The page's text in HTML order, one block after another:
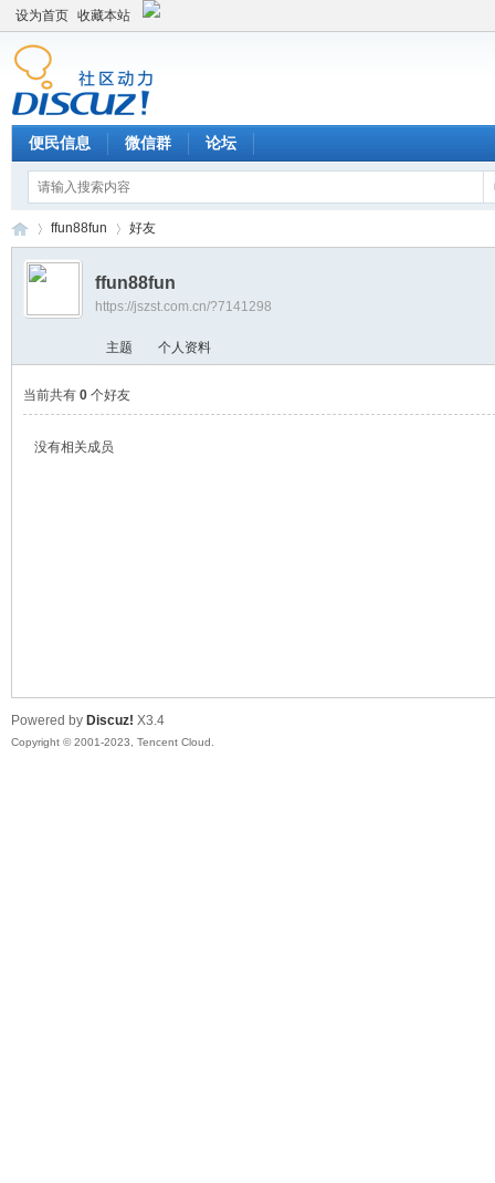
设为首页 收藏本站
便民信息 微信群 论坛
›
ffun88fun 好友
ffun88fun
https://jszst.com.cn/?7141298
主题 个人资料
当前共有 0个好友
没有相关成员
Powered by Discuz! X3.4
Copyright © 2001-2023, Tencent Cloud.